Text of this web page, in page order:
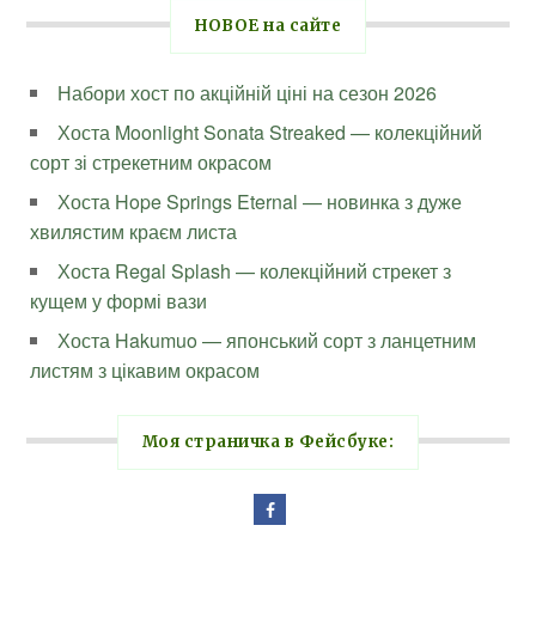
НОВОЕ на сайте
Набори хост по акційній ціні на сезон 2026
Хоста Moonlight Sonata Streaked — колекційний
сорт зі стрекетним окрасом
Хоста Hope Springs Eternal — новинка з дуже
хвилястим краєм листа
Хоста Regal Splash — колекційний стрекет з
кущем у формі вази
Хоста Hakumuo — японський сорт з ланцетним
листям з цікавим окрасом
Моя страничка в Фейсбуке: